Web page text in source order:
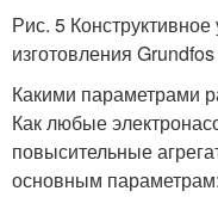
Рис. 5
изготовления
Какими параметрами
Как любые
повысительные
основным параметрам: